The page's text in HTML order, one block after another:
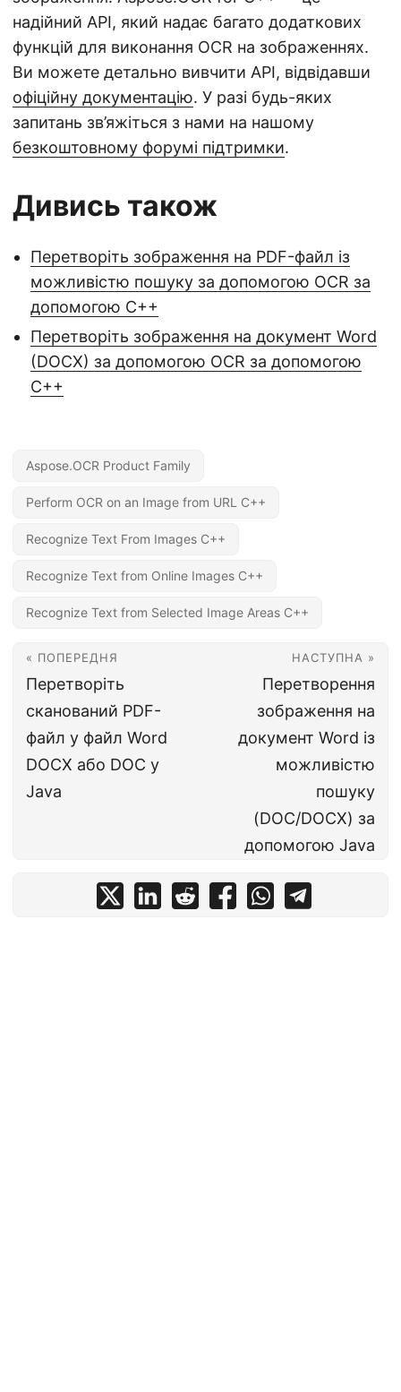
надійний API, який надає багато додаткових
функцій для виконання OCR на зображеннях.
Ви можете детально вивчити API, відвідавши
офіційну документацію. У разі будь-яких
запитань зв’яжіться з нами на нашому
безкоштовному форумі підтримки.
Дивись також
Перетворіть зображення на PDF-файл із
можливістю пошуку за допомогою OCR за
допомогою C++
Перетворіть зображення на документ Word
(DOCX) за допомогою OCR за допомогою
C++
Aspose.OCR Product Family
Perform OCR on an Image from URL C++
Recognize Text From Images C++
Recognize Text from Online Images C++
Recognize Text from Selected Image Areas C++
« ПОПЕРЕДНЯ
Перетворіть
сканований PDF-
файл у файл Word
DOCX або DOC у
Java
НАСТУПНА »
Перетворення
зображення на
документ Word із
можливістю
пошуку
(DOC/DOCX) за
допомогою Java